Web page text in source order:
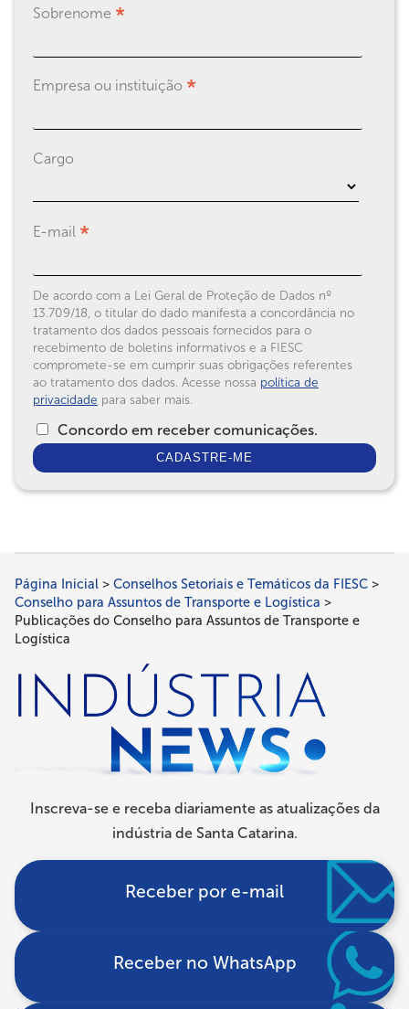
Sobrenome *
Empresa ou instituição *
Cargo
E-mail *
Conformidade
legal
De acordo com a Lei Geral de Proteção de Dados nº
13.709/18, o titular do dado manifesta a concordância no
tratamento dos dados pessoais fornecidos para o
recebimento de boletins informativos e a FIESC
compromete-se em cumprir suas obrigações referentes
ao tratamento dos dados. Acesse nossa política de
privacidade para saber mais.
Concordo em receber comunicações.
Trilha
de
navegação
Página Inicial
Conselhos Setoriais e Temáticos da FIESC
Conselho para Assuntos de Transporte e Logística
Publicações do Conselho para Assuntos de Transporte e
Logística
Inscreva-se e receba diariamente as atualizações da
indústria de Santa Catarina.
Receber por e-mail
Receber no WhatsApp